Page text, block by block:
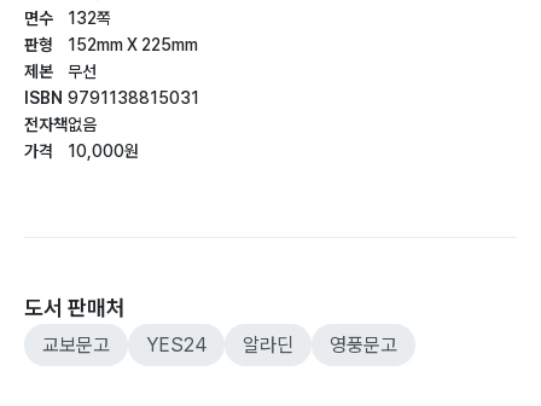
면수
판형
제본
ISBN
전자책
가격
132쪽
152mm X 225mm
무선
9791138815031
없음
10,000원
도서 판매처
교보문고 YES24 알라딘 영풍문고